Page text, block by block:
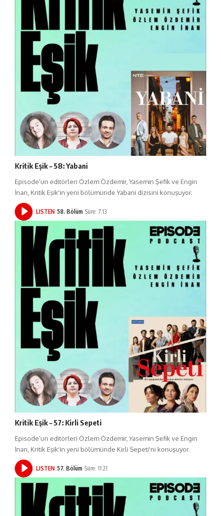
Kritik Eşik – 58: Yabani
Episode’un editörleri Özlem Özdemir, Yasemin Şefik ve Engin
İnan, Kritik Eşik'in yeni bölümünde Yabani dizisini konuşuyor.
LISTEN 58. Bölüm Süre: 7:13
Kritik Eşik – 57: Kirli Sepeti
Episode’un editörleri Özlem Özdemir, Yasemin Şefik ve Engin
İnan, Kritik Eşik'in yeni bölümünde Kirli Sepeti'ni konuşuyor.
LISTEN 57. Bölüm Süre: 11:21